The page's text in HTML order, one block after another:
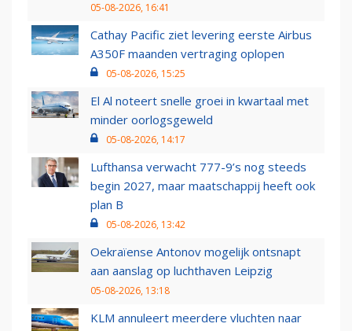
05-08-2026, 16:41
Cathay Pacific ziet levering eerste Airbus
A350F maanden vertraging oplopen
05-08-2026, 15:25
El Al noteert snelle groei in kwartaal met
minder oorlogsgeweld
05-08-2026, 14:17
Lufthansa verwacht 777-9’s nog steeds
begin 2027, maar maatschappij heeft ook
plan B
05-08-2026, 13:42
Oekraïense Antonov mogelijk ontsnapt
aan aanslag op luchthaven Leipzig
05-08-2026, 13:18
KLM annuleert meerdere vluchten naar